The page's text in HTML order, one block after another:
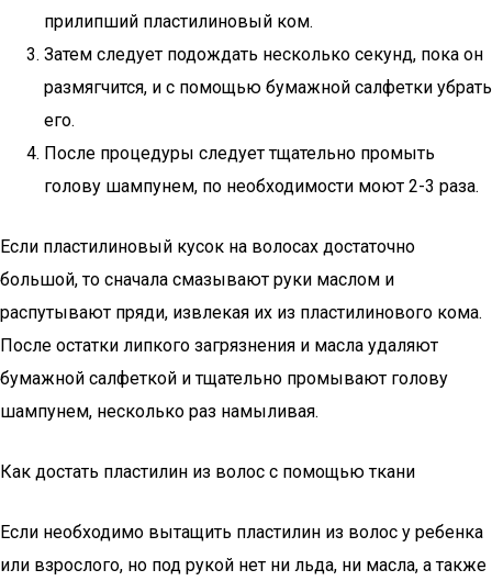
прилипший пластилиновый ком.
Затем следует подождать несколько секунд, пока он
размягчится, и с помощью бумажной салфетки убрать
его.
После процедуры следует тщательно промыть
голову шампунем, по необходимости моют 2-3 раза.
Если пластилиновый кусок на волосах достаточно
большой, то сначала смазывают руки маслом и
распутывают пряди, извлекая их из пластилинового кома.
После остатки липкого загрязнения и масла удаляют
бумажной салфеткой и тщательно промывают голову
шампунем, несколько раз намыливая.
Как достать пластилин из волос с помощью ткани
Если необходимо вытащить пластилин из волос у ребенка
или взрослого, но под рукой нет ни льда, ни масла, а также